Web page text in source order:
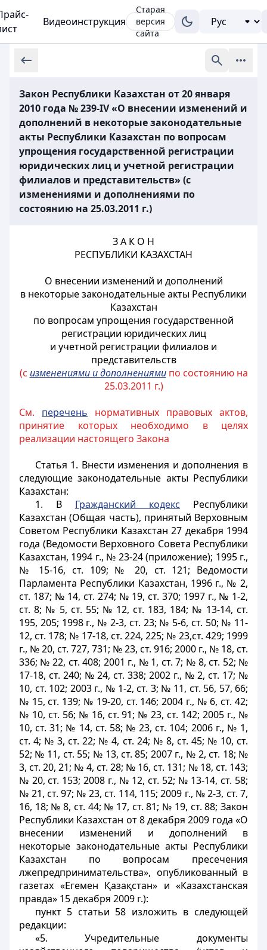
Видеоинструкция
Старая
версия
сайта
Закон Республики Казахстан от 20 января
2010 года № 239-IV «О внесении изменений и
дополнений в некоторые законодательные
акты Республики Казахстан по вопросам
упрощения государственной регистрации
юридических лиц и учетной регистрации
филиалов и представительств» (с
изменениями и дополнениями по
состоянию на 25.03.2011 г.)
З А К О Н
РЕСПУБЛИКИ КАЗАХСТАН
О внесении изменений и дополнений
в некоторые законодательные акты Республики
Казахстан
по вопросам упрощения государственной
регистрации юридических лиц
и учетной регистрации филиалов и
представительств
(с изменениями и дополнениямипо состоянию на
25.03.2011 г.)
См. перечень нормативных правовых актов,
принятие которых необходимо в целях
реализации настоящего Закона
Статья 1. Внести изменения и дополнения в
следующие законодательные акты Республики
Казахстан:
1. В Гражданский кодекс Республики
Казахстан (Общая часть), принятый Верховным
Советом Республики Казахстан 27 декабря 1994
года (Ведомости Верховного Совета Республики
Казахстан, 1994 г., № 23-24 (приложение); 1995 г.,
№ 15-16, ст. 109; № 20, ст. 121; Ведомости
Парламента Республики Казахстан, 1996 г., № 2,
ст. 187; № 14, ст. 274; № 19, ст. 370; 1997 г., № 1-2,
ст. 8; № 5, ст. 55; № 12, ст. 183, 184; № 13-14, ст.
195, 205; 1998 г., № 2-3, ст. 23; № 5-6, ст. 50; № 11-
12, ст. 178; № 17-18, ст. 224, 225; № 23,ст. 429; 1999
г., № 20, ст. 727, 731; № 23, ст. 916; 2000 г., № 18, ст.
336; № 22, ст. 408; 2001 г., № 1, ст. 7; № 8, ст. 52; №
17-18, ст. 240; № 24, ст. 338; 2002 г., № 2, ст. 17; №
10, ст. 102; 2003 г., № 1-2, ст. 3; № 11, ст. 56, 57, 66;
№ 15, ст. 139; № 19-20, ст. 146; 2004 г., № 6, ст. 42;
№ 10, ст. 56; № 16, ст. 91; № 23, ст. 142; 2005 г., №
10, ст. 31; № 14, ст. 58; № 23, ст. 104; 2006 г., № 1,
ст. 4; № 3, ст. 22; № 4, ст. 24; № 8, ст. 45; № 10, ст.
52; № 11, ст. 55; № 13, ст. 85; 2007 г., № 2, ст. 18; №
3, ст. 20, 21; № 4, ст. 28; № 16, ст. 131; № 18, ст. 143;
№ 20, ст. 153; 2008 г., № 12, ст. 52; № 13-14, ст. 58;
№ 21, ст. 97; № 23, ст. 114, 115; 2009 г., № 2-3, ст. 7,
16, 18; № 8, ст. 44; № 17, ст. 81; № 19, ст. 88; Закон
Республики Казахстан от 8 декабря 2009 года «О
внесении изменений и дополнений в
некоторые законодательные акты Республики
Казахстан по вопросам пресечения
лжепредпринимательства», опубликованный в
газетах «Егемен Қазақстан» и «Казахстанская
правда» 15 декабря 2009 г.):
пункт 5 статьи 58 изложить в следующей
редакции:
«5. Учредительные документы